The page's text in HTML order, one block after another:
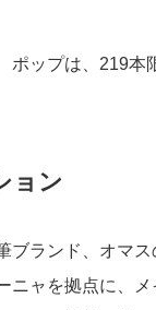
ップは、219本
ョン
ブランド、オマ
ニャを拠点に、